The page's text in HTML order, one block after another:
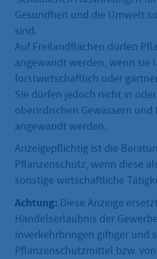
Gesundheit und die Umwelt
sind.
Auf Freilandflächen dürfen
angewandt werden, wenn sie
forstwirtschaftlich oder
Sie dürfen jedoch nicht in
oberirdischen Gewässern und
angewandt werden.
Anzeigepflichtig ist die
Pflanzenschutz, wenn diese
sonstige wirtschaftliche
Achtung: Diese Anzeige
Handelserlaubnis der
Inverkehrbringen giftiger und
Pflanzenschutzmittel bzw.